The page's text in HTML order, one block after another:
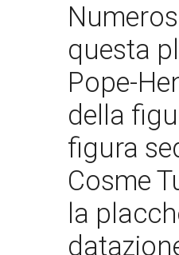
questa
Pope-
della
figura
Cosme
la